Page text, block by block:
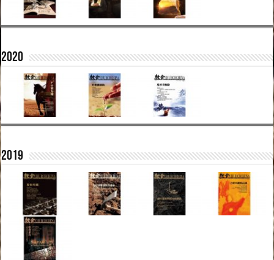
2020
2019